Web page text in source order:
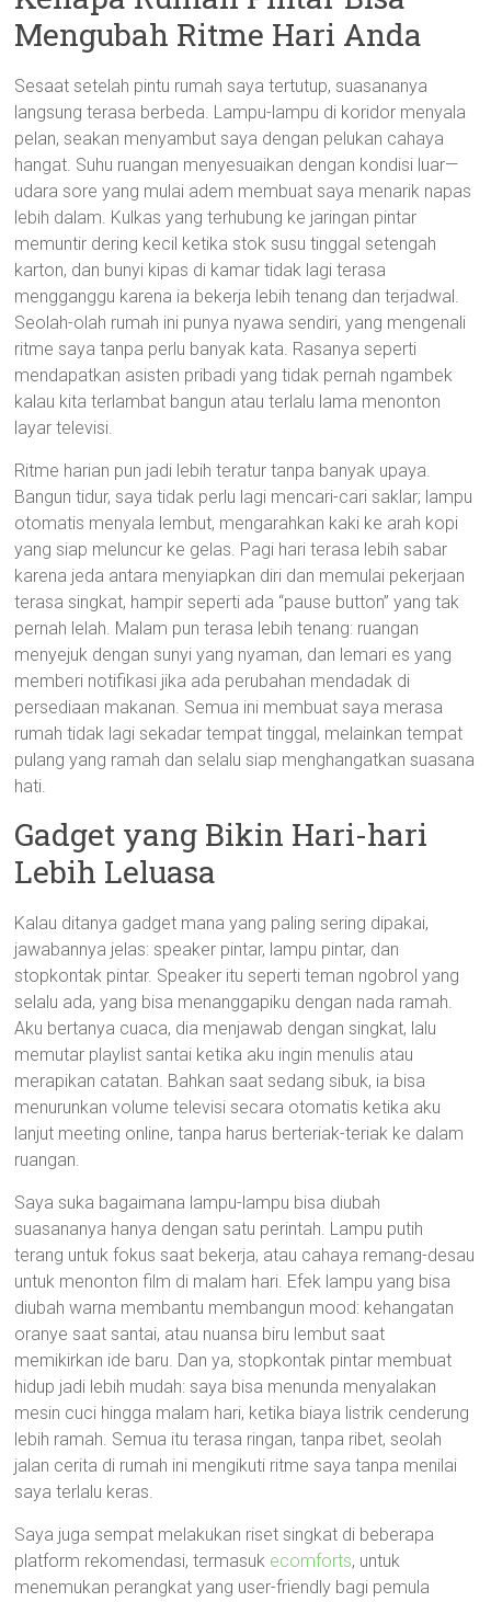
Mengubah Ritme Hari Anda
Sesaat setelah pintu rumah saya tertutup, suasananya
langsung terasa berbeda. Lampu-lampu di koridor menyala
pelan, seakan menyambut saya dengan pelukan cahaya
hangat. Suhu ruangan menyesuaikan dengan kondisi luar—
udara sore yang mulai adem membuat saya menarik napas
lebih dalam. Kulkas yang terhubung ke jaringan pintar
memuntir dering kecil ketika stok susu tinggal setengah
karton, dan bunyi kipas di kamar tidak lagi terasa
mengganggu karena ia bekerja lebih tenang dan terjadwal.
Seolah-olah rumah ini punya nyawa sendiri, yang mengenali
ritme saya tanpa perlu banyak kata. Rasanya seperti
mendapatkan asisten pribadi yang tidak pernah ngambek
kalau kita terlambat bangun atau terlalu lama menonton
layar televisi.
Ritme harian pun jadi lebih teratur tanpa banyak upaya.
Bangun tidur, saya tidak perlu lagi mencari-cari saklar; lampu
otomatis menyala lembut, mengarahkan kaki ke arah kopi
yang siap meluncur ke gelas. Pagi hari terasa lebih sabar
karena jeda antara menyiapkan diri dan memulai pekerjaan
terasa singkat, hampir seperti ada “pause button” yang tak
pernah lelah. Malam pun terasa lebih tenang: ruangan
menyejuk dengan sunyi yang nyaman, dan lemari es yang
memberi notifikasi jika ada perubahan mendadak di
persediaan makanan. Semua ini membuat saya merasa
rumah tidak lagi sekadar tempat tinggal, melainkan tempat
pulang yang ramah dan selalu siap menghangatkan suasana
hati.
Gadget yang Bikin Hari-hari
Lebih Leluasa
Kalau ditanya gadget mana yang paling sering dipakai,
jawabannya jelas: speaker pintar, lampu pintar, dan
stopkontak pintar. Speaker itu seperti teman ngobrol yang
selalu ada, yang bisa menanggapiku dengan nada ramah.
Aku bertanya cuaca, dia menjawab dengan singkat, lalu
memutar playlist santai ketika aku ingin menulis atau
merapikan catatan. Bahkan saat sedang sibuk, ia bisa
menurunkan volume televisi secara otomatis ketika aku
lanjut meeting online, tanpa harus berteriak-teriak ke dalam
ruangan.
Saya suka bagaimana lampu-lampu bisa diubah
suasananya hanya dengan satu perintah. Lampu putih
terang untuk fokus saat bekerja, atau cahaya remang-desau
untuk menonton film di malam hari. Efek lampu yang bisa
diubah warna membantu membangun mood: kehangatan
oranye saat santai, atau nuansa biru lembut saat
memikirkan ide baru. Dan ya, stopkontak pintar membuat
hidup jadi lebih mudah: saya bisa menunda menyalakan
mesin cuci hingga malam hari, ketika biaya listrik cenderung
lebih ramah. Semua itu terasa ringan, tanpa ribet, seolah
jalan cerita di rumah ini mengikuti ritme saya tanpa menilai
saya terlalu keras.
Saya juga sempat melakukan riset singkat di beberapa
platform rekomendasi, termasuk ecomforts, untuk
menemukan perangkat yang user-friendly bagi pemula